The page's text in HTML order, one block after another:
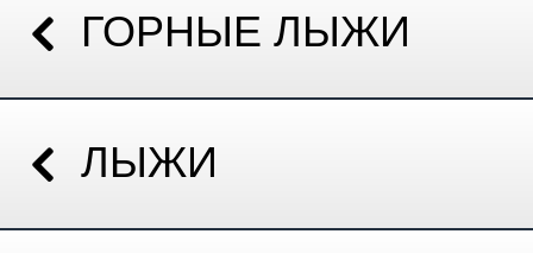
ГОРНЫЕ ЛЫЖИ
ЛЫЖИ